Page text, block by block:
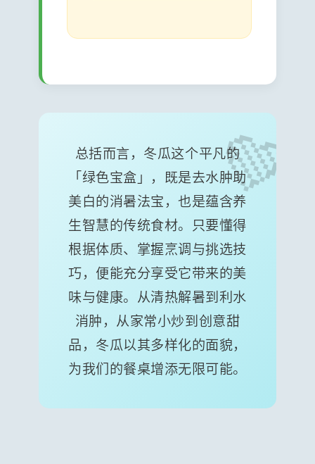
总括而言，冬瓜这个平凡的
「绿色宝盒」，既是去水肿助
美白的消暑法宝，也是蕴含养
生智慧的传统食材。只要懂得
根据体质、掌握烹调与挑选技
巧，便能充分享受它带来的美
味与健康。从清热解暑到利水
消肿，从家常小炒到创意甜
品，冬瓜以其多样化的面貌，
为我们的餐桌增添无限可能。